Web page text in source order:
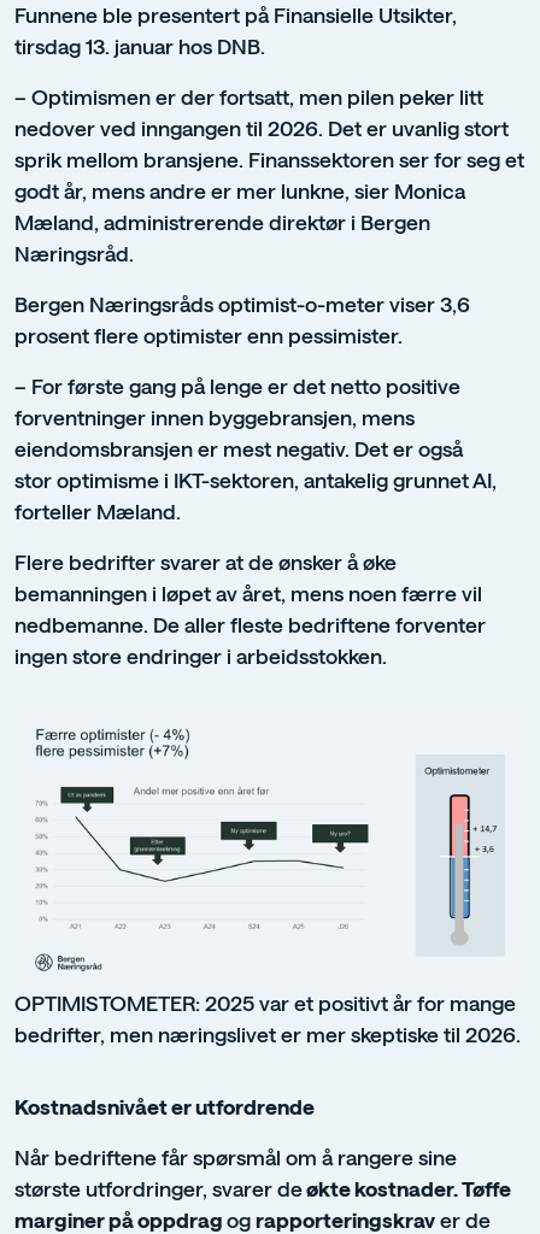
Funnene ble presentert på Finansielle Utsikter,
tirsdag 13. januar hos DNB.
– Optimismen er der fortsatt, men pilen peker litt
nedover ved inngangen til 2026. Det er uvanlig stort
sprik mellom bransjene. Finanssektoren ser for seg et
godt år, mens andre er mer lunkne, sier Monica
Mæland, administrerende direktør i Bergen
Næringsråd.
Bergen Næringsråds optimist-o-meter viser 3,6
prosent flere optimister enn pessimister.
– For første gang på lenge er det netto positive
forventninger innen byggebransjen, mens
eiendomsbransjen er mest negativ. Det er også
stor optimisme i IKT-sektoren, antakelig grunnet AI,
forteller Mæland.
Flere bedrifter svarer at de ønsker å øke
bemanningen i løpet av året, mens noen færre vil
nedbemanne. De aller fleste bedriftene forventer
ingen store endringer i arbeidsstokken.
OPTIMISTOMETER: 2025 var et positivt år for mange
bedrifter, men næringslivet er mer skeptiske til 2026.
Kostnadsnivået er utfordrende
Når bedriftene får spørsmål om å rangere sine
største utfordringer, svarer deøkte kostnader. Tøffe
marginer på oppdrag og rapporteringskrav er de